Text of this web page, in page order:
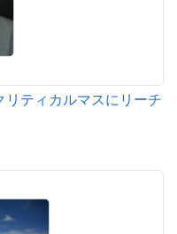
ティカルマスにリーチ